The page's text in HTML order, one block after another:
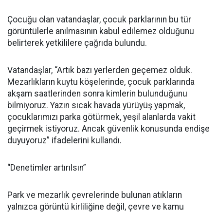
Çocuğu olan vatandaşlar, çocuk parklarının bu tür
görüntülerle anılmasının kabul edilemez olduğunu
belirterek yetkililere çağrıda bulundu.
Vatandaşlar, “Artık bazı yerlerden geçemez olduk.
Mezarlıkların kuytu köşelerinde, çocuk parklarında
akşam saatlerinden sonra kimlerin bulunduğunu
bilmiyoruz. Yazın sıcak havada yürüyüş yapmak,
çocuklarımızı parka götürmek, yeşil alanlarda vakit
geçirmek istiyoruz. Ancak güvenlik konusunda endişe
duyuyoruz” ifadelerini kullandı.
“Denetimler artırılsın”
Park ve mezarlık çevrelerinde bulunan atıkların
yalnızca görüntü kirliliğine değil, çevre ve kamu